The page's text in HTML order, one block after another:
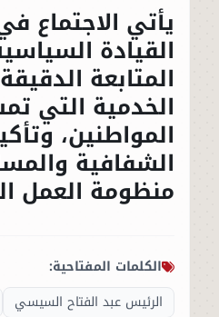
يأتي الاجتماع
القيادة
المتابعة
الخدمية التي
المواطنين،
الشفافية
منظومة العمل
الكلمات المفتاحية:
الرئيس عبد الفتاح السيسي